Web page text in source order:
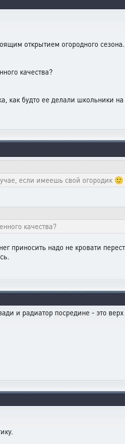
открытием огородного
качества?
как будто ее делали школьники
если имеешь свой огородик 🙂
качества?
приносить надо не кровати
и радиатор посредине - это верх